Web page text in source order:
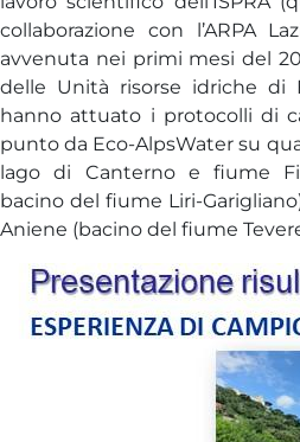
collaborazione con l’ARPA
avvenuta nei primi mesi del
delle Unità risorse idriche di
hanno attuato i protocolli di
punto da Eco-AlpsWater su
lago di Canterno e fiume
bacino del fiume Liri-
Aniene (bacino del fiume